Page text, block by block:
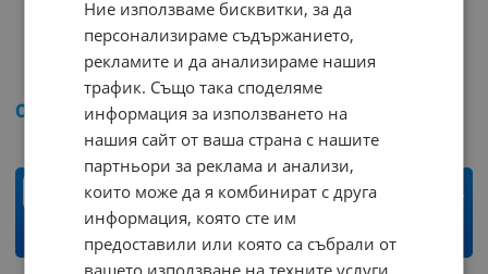
Калкулатор FM215
Арт.№: 15422
0.97 / 1.90 лв.
бр.
КУПИ
Калкулатор F814
Арт.№: 4215
0.97 € / 1.90
бр.
КУПИ
Ние използваме бисквитки, за да
персонализираме съдържанието,
рекламите и да анализираме нашия
трафик. Също така споделяме
информация за използването на
нашия сайт от ваша страна с нашите
партньори за реклама и анализи,
които може да я комбинират с друга
информация, която сте им
предоставили или която са събрали от
вашето използване на техните услуги.